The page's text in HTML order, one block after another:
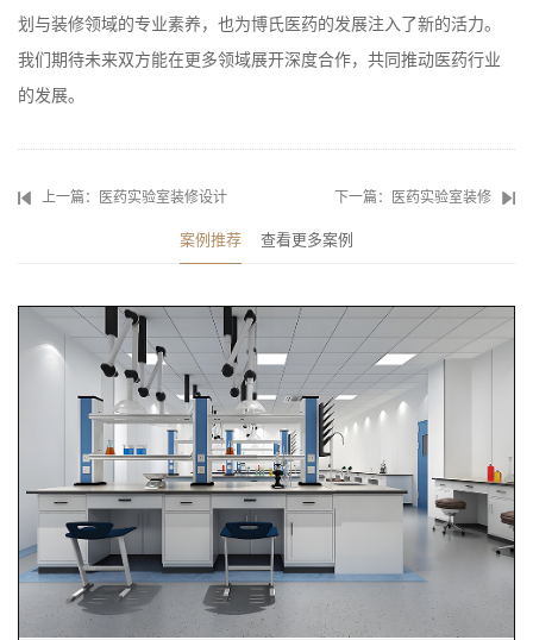
划与装修领域的专业素养，也为博氏医药的发展注入了新的活力。
我们期待未来双方能在更多领域展开深度合作，共同推动医药行业
的发展。
上一篇：医药实验室装修设计 下一篇：医药实验室装修
案例推荐 查看更多案例